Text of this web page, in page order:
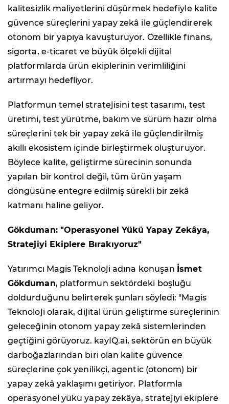
kalitesizlik maliyetlerini düşürmek hedefiyle kalite
güvence süreçlerini yapay zekâ ile güçlendirerek
otonom bir yapıya kavuşturuyor. Özellikle finans,
sigorta, e-ticaret ve büyük ölçekli dijital
platformlarda ürün ekiplerinin verimliliğini
artırmayı hedefliyor.
Platformun temel stratejisini test tasarımı, test
üretimi, test yürütme, bakım ve sürüm hazır olma
süreçlerini tek bir yapay zekâ ile güçlendirilmiş
akıllı ekosistem içinde birleştirmek oluşturuyor.
Böylece kalite, geliştirme sürecinin sonunda
yapılan bir kontrol değil, tüm ürün yaşam
döngüsüne entegre edilmiş sürekli bir zekâ
katmanı haline geliyor.
Gökduman: "Operasyonel Yükü Yapay Zekâya,
Stratejiyi Ekiplere Bırakıyoruz"
Yatırımcı Magis Teknoloji adına konuşan İsmet
Gökduman, platformun sektördeki boşluğu
doldurduğunu belirterek şunları söyledi: "Magis
Teknoloji olarak, dijital ürün geliştirme süreçlerinin
geleceğinin otonom yapay zekâ sistemlerinden
geçtiğini görüyoruz. kayIQ.ai, sektörün en büyük
darboğazlarından biri olan kalite güvence
süreçlerine çok yenilikçi, agentic (otonom) bir
yapay zekâ yaklaşımı getiriyor. Platformla
operasyonel yükü yapay zekâya, stratejiyi ekiplere